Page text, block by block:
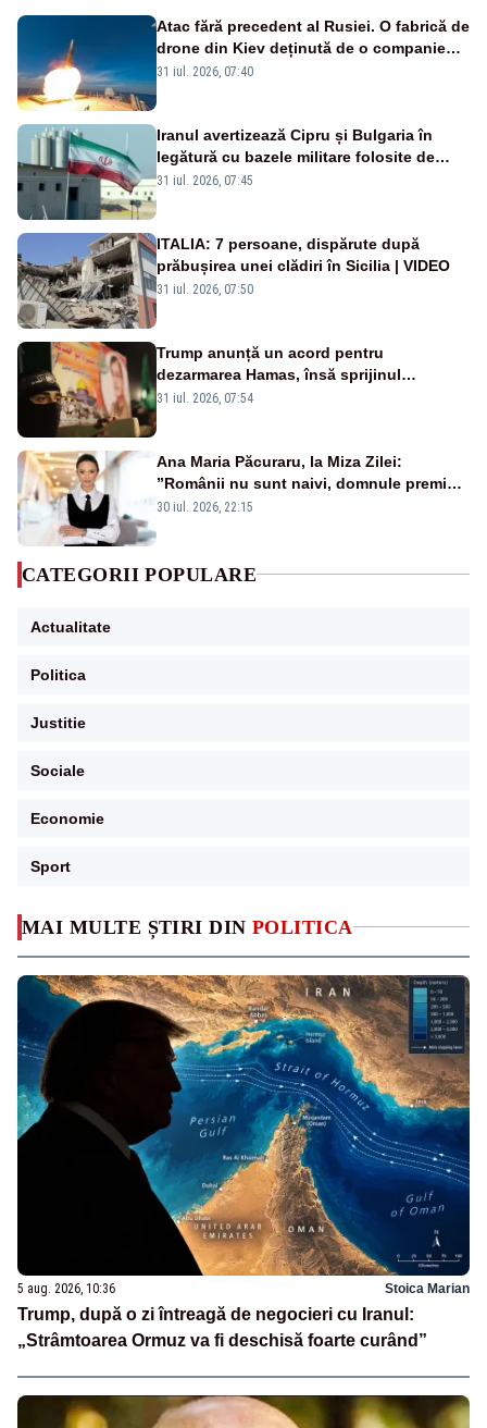
MAI MULTE ȘTIRI DIN POLITICA
5 aug. 2026, 10:36 Stoica Marian
Trump, după o zi întreagă de negocieri cu Iranul:
„Strâmtoarea Ormuz va fi deschisă foarte curând”
Atac fără precedent al Rusiei. O fabrică de
drone din Kiev deținută de o companie
americană, distrusă de o rachetă
31 iul. 2026, 07:40
Iranul avertizează Cipru și Bulgaria în
legătură cu bazele militare folosite de
SUA
31 iul. 2026, 07:45
ITALIA: 7 persoane, dispărute după
prăbușirea unei clădiri în Sicilia | VIDEO
31 iul. 2026, 07:50
Trump anunță un acord pentru
dezarmarea Hamas, însă sprijinul
Israelului rămâne incert
31 iul. 2026, 07:54
Ana Maria Păcuraru, la Miza Zilei:
”Românii nu sunt naivi, domnule premier
Bolojan”
30 iul. 2026, 22:15
CATEGORII POPULARE
Actualitate
Politica
Justitie
Sociale
Economie
Sport